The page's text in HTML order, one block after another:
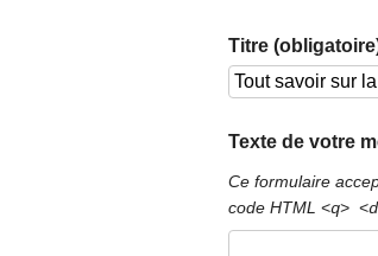
Titre
Texte de votre
Ce formulaire
code HTML <q>